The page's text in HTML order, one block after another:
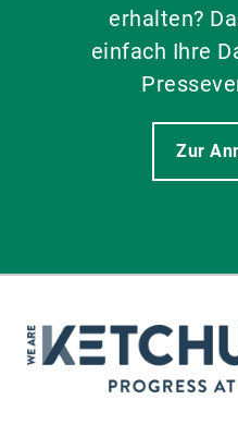
erhalten?
einfach Ihre
Zur